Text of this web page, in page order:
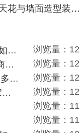
罗浮宫家居艺术中心（广州）GRG天花与墙面造型装饰工程
淄博专业GRG设计材料厂收费价位如何？
浏览量：
珠海1443米²grg造型设计顶尖制造商付费付费多少？
浏览量：
重庆3217平方米GRG设计费用报价多少？
浏览量：
滨州1217平方grg设计顶尖生产厂家价目如何？
浏览量：
浏览量：
浏览量：